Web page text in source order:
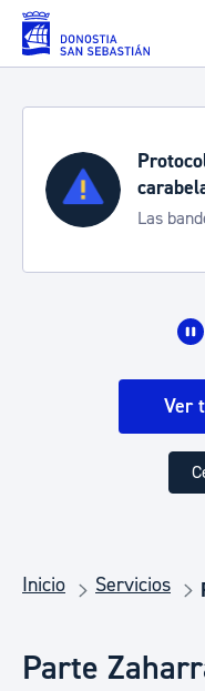
Saltar al contenido
Las
Ver
Inicio Servicios
Parte